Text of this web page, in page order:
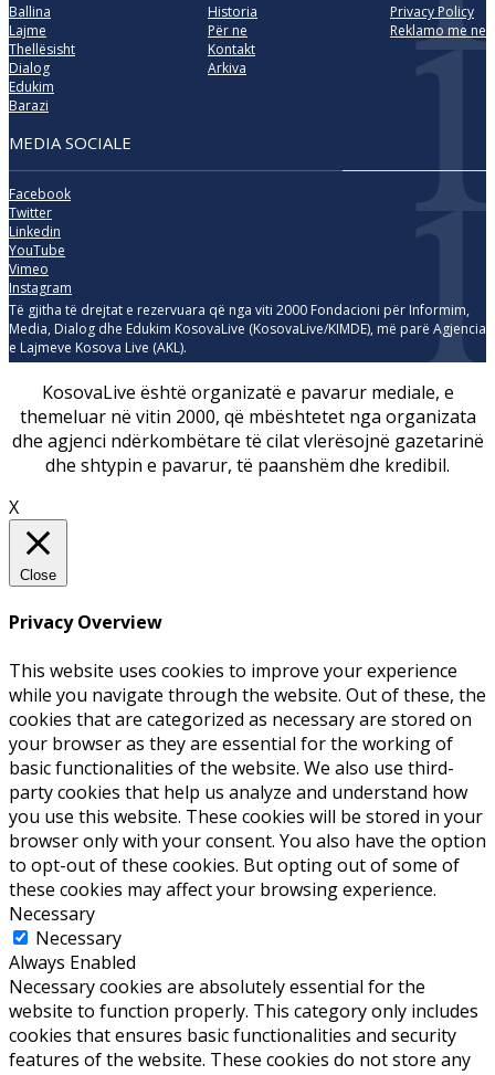
Ballina
Lajme
Thellësisht
Dialog
Edukim
Barazi
Historia
Për ne
Kontakt
Arkiva
Privacy Policy
Reklamo me ne
MEDIA SOCIALE
Facebook
Twitter
Linkedin
YouTube
Vimeo
Instagram
Të gjitha të drejtat e rezervuara që nga viti 2000 Fondacioni për Informim,
Media, Dialog dhe Edukim KosovaLive (KosovaLive/KIMDE), më parë Agjencia
e Lajmeve Kosova Live (AKL).
KosovaLive është organizatë e pavarur mediale, e
themeluar në vitin 2000, që mbështetet nga organizata
dhe agjenci ndërkombëtare të cilat vlerësojnë gazetarinë
dhe shtypin e pavarur, të paanshëm dhe kredibil.
X
Close
Privacy Overview
This website uses cookies to improve your experience
while you navigate through the website. Out of these, the
cookies that are categorized as necessary are stored on
your browser as they are essential for the working of
basic functionalities of the website. We also use third-
party cookies that help us analyze and understand how
you use this website. These cookies will be stored in your
browser only with your consent. You also have the option
to opt-out of these cookies. But opting out of some of
these cookies may affect your browsing experience.
Necessary
Necessary
Always Enabled
Necessary cookies are absolutely essential for the
website to function properly. This category only includes
cookies that ensures basic functionalities and security
features of the website. These cookies do not store any